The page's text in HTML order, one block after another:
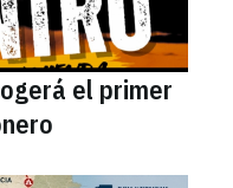
el primer